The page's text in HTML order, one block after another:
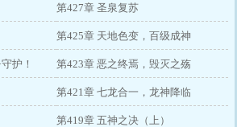
第427章 圣泉复苏
第425章 天地色变，百级成神
护！ 第423章 恶之终焉，毁灭之殇
第421章 七龙合一，龙神降临
第419章 五神之决（上）